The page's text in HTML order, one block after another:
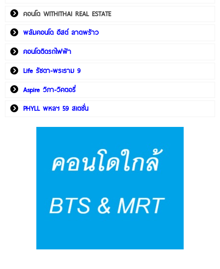
คอนโด WITHITHAI REAL ESTATE
พลัมคอนโด อีสต์ ลาดพร้าว
คอนโดติดรถไฟฟ้า
Life รัชดา-พระราม 9
Aspire วิภา-วิคตอรี่
PHYLL พหลฯ 59 สเตชั่น